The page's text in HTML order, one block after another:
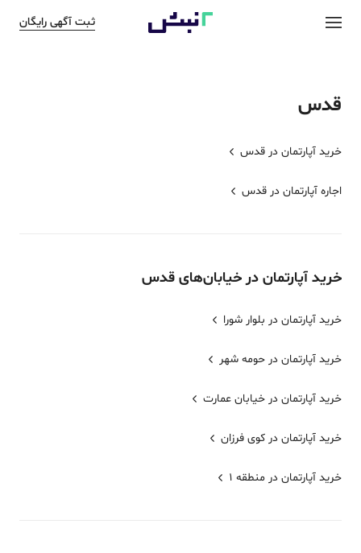
ثبت آگهی رایگان
قدس
خرید آپارتمان در قدس
اجاره آپارتمان در قدس
خرید آپارتمان در خیابان‌های قدس
خرید آپارتمان در بلوار شورا
خرید آپارتمان در حومه شهر
خرید آپارتمان در خیابان عمارت
خرید آپارتمان در کوی فرزان
خرید آپارتمان در منطقه 1